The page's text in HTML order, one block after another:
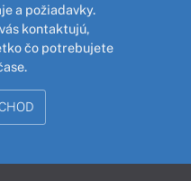
a požiadavky.
kontaktujú,
čo potrebujete